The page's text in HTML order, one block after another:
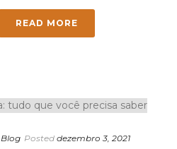
READ MORE
Blog Posted dezembro 3, 2021